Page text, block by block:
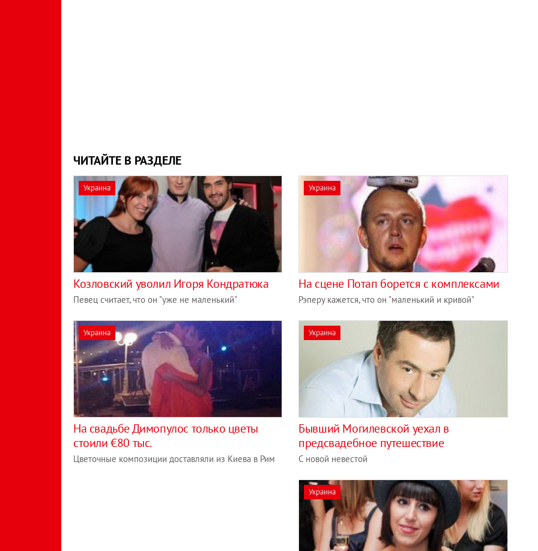
ЧИТАЙТЕ В РАЗДЕЛЕ
Украина
Козловский уволил Игоря Кондратюка
Певец считает, что он "уже не маленький"
Украина
На сцене Потап борется с комплексами
Рэперу кажется, что он "маленький и кривой"
Украина
На свадьбе Димопулос только цветы
стоили €80 тыс.
Цветочные композиции доставляли из Киева в Рим
Украина
Бывший Могилевской уехал в
предсвадебное путешествие
С новой невестой
Украина